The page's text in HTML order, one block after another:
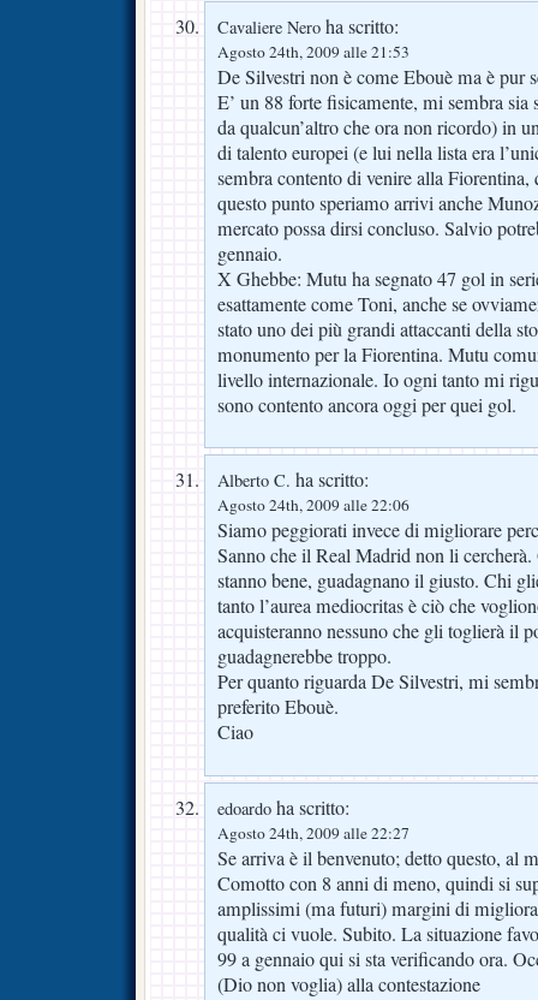
Cavaliere Nero ha scritto:
Agosto 24th, 2009 alle 21:53
De Silvestri non è come Ebouè ma è pur
E’ un 88 forte fisicamente, mi sembra
da qualcun’altro che ora non ricordo) in
di talento europei (e lui nella lista era
sembra contento di venire alla
questo punto speriamo arrivi anche
mercato possa dirsi concluso. Salvio
gennaio.
X Ghebbe: Mutu ha segnato 47 gol in
esattamente come Toni, anche se
stato uno dei più grandi attaccanti della
monumento per la Fiorentina. Mutu
livello internazionale. Io ogni tanto mi
sono contento ancora oggi per quei gol.
Alberto C. ha scritto:
Agosto 24th, 2009 alle 22:06
Siamo peggiorati invece di migliorare
Sanno che il Real Madrid non li
stanno bene, guadagnano il giusto. Chi
tanto l’aurea mediocritas è ciò che
acquisteranno nessuno che gli toglierà il
guadagnerebbe troppo.
Per quanto riguarda De Silvestri, mi
preferito Ebouè.
Ciao
edoardo ha scritto:
Agosto 24th, 2009 alle 22:27
Se arriva è il benvenuto; detto questo, al
Comotto con 8 anni di meno, quindi si
amplissimi (ma futuri) margini di
qualità ci vuole. Subito. La situazione
99 a gennaio qui si sta verificando ora.
(Dio non voglia) alla contestazione